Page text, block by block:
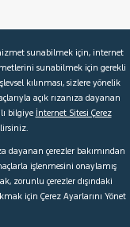
sunabilmek için, internet
sunabilmek için gerekli
kılınması, sizlere yönelik
açık rızanıza dayanan
bilgiye İnternet Sitesi Çerez
dayanan çerezler bakımından
işlenmesini onaylamış
zorunlu çerezler dışındaki
için Çerez Ayarlarını Yönet